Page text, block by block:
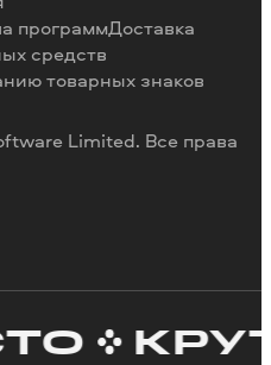
Limited. Все права
программДоставка
средств
товарных знаков